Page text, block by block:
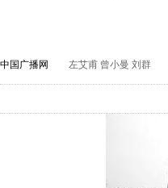
中国广播网 左艾甫 曾小曼 刘群